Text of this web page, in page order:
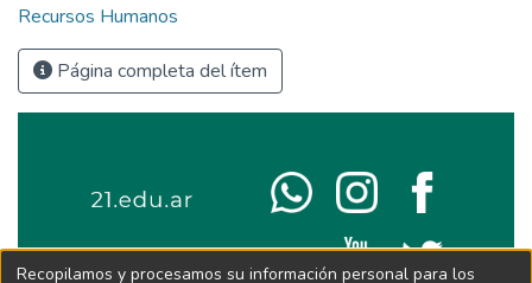
Recursos Humanos
Página completa del ítem
Recopilamos y procesamos su información personal para los